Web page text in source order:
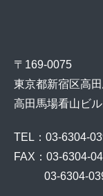
〒169-0075
東京都新宿区高
高田馬場看山ビ
TEL：03-6304-
FAX：03-6304-
03-6304-